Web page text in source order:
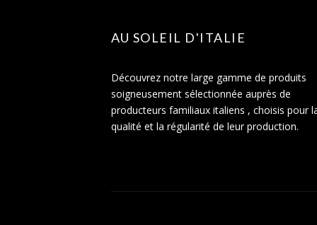
AU SOLEIL D'ITALIE
Découvrez notre large gamme de produits
soigneusement sélectionnée auprès de
producteurs familiaux italiens , choisis pour
qualité et la régularité de leur production.